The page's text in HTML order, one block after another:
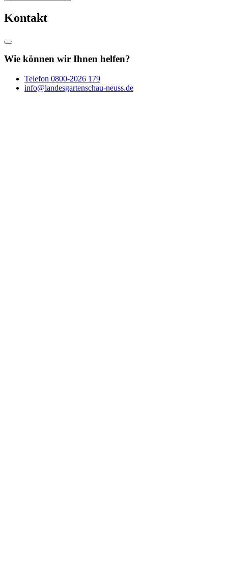
Kontakt
Wie können wir Ihnen helfen?
Telefon 0800-2026 179
info@landesgartenschau-neuss.de